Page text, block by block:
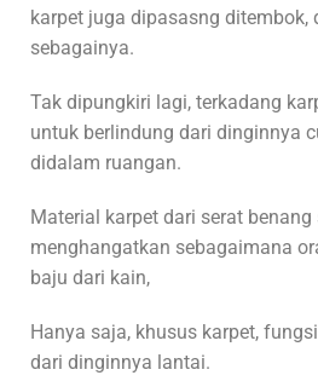
karpet juga dipasasng ditembok,
sebagainya.
Tak dipungkiri lagi, terkadang
untuk berlindung dari dinginnya
didalam ruangan.
Material karpet dari serat
menghangatkan sebagaimana
baju dari kain,
Hanya saja, khusus karpet,
dari dinginnya lantai.